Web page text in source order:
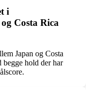
i
Costa Rica
Japan og Costa
hold der har